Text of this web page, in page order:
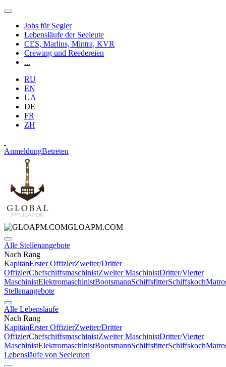
Jobs für Segler
Lebensläufe der Seeleute
CES, Marlins, Mintra, KVR
Crewing und Reedereien
...
RU
EN
UA
DE
FR
ZH
AnmeldungBetreten
GLOAPM.COM
Alle Stellenangebote
Nach Rang
KapitänErster OffizierZweiter/Dritter
OffizierChefschiffsmaschinistZweiter MaschinistDritter/Vierter
MaschinistElektromaschinistBootsmannSchiffsfitterSchiffskoch
Stellenangebote
Alle Lebensläufe
Nach Rang
KapitänErster OffizierZweiter/Dritter
OffizierChefschiffsmaschinistZweiter MaschinistDritter/Vierter
MaschinistElektromaschinistBootsmannSchiffsfitterSchiffskoch
Lebensläufe von Seeleuten